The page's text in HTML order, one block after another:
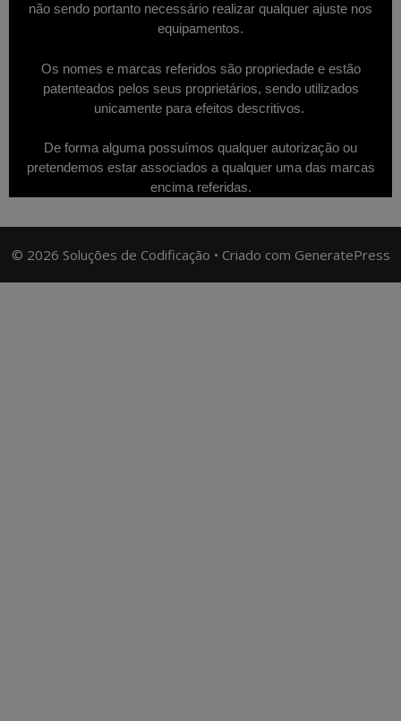
não sendo portanto necessário realizar qualquer ajuste nos
equipamentos.
Os nomes e marcas referidos são propriedade e estão
patenteados pelos seus proprietários, sendo utilizados
unicamente para efeitos descritivos.
De forma alguma possuímos qualquer autorização ou
pretendemos estar associados a qualquer uma das marcas
encima referidas.
© 2026 Soluções de Codificação • Criado com GeneratePress